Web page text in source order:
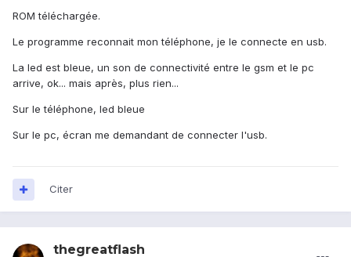
ROM téléchargée.
Le programme reconnait mon téléphone, je le connecte en usb.
La led est bleue, un son de connectivité entre le gsm et le pc
arrive, ok... mais après, plus rien...
Sur le téléphone, led bleue
Sur le pc, écran me demandant de connecter l'usb.
Citer
thegreatflash